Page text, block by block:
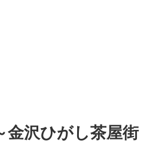
金沢ひがし茶屋街